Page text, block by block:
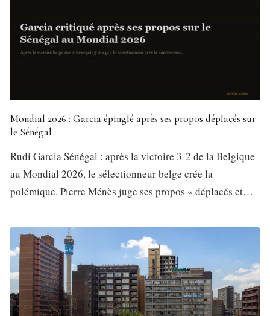
Mondial 2026 : Garcia épinglé après ses propos déplacés sur
le Sénégal
Rudi Garcia Sénégal : après la victoire 3-2 de la Belgique
au Mondial 2026, le sélectionneur belge crée la
polémique. Pierre Ménès juge ses propos « déplacés et…